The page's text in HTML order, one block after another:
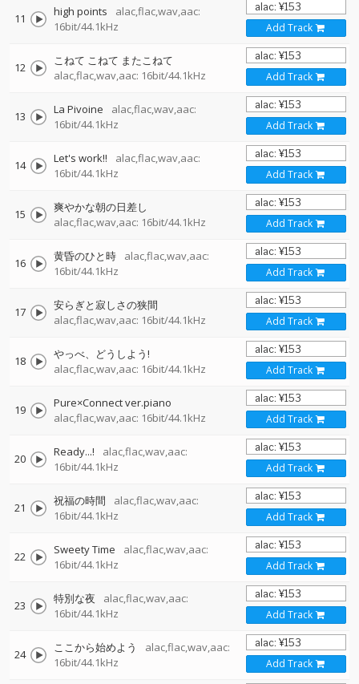
11 high points
alac,flac,wav,aac:
16bit/44.1kHz
Add Track
12
こねて こねて またこねて
alac,flac,wav,aac: 16bit/44.1kHz
Add Track
13 La Pivoine
alac,flac,wav,aac:
16bit/44.1kHz
Add Track
14 Let's work!!
alac,flac,wav,aac:
16bit/44.1kHz
Add Track
15
爽やかな朝の日差し
alac,flac,wav,aac: 16bit/44.1kHz
Add Track
16 黄昏のひと時
alac,flac,wav,aac:
16bit/44.1kHz
Add Track
17
安らぎと寂しさの狭間
alac,flac,wav,aac: 16bit/44.1kHz
Add Track
18
やっべ、どうしよう!
alac,flac,wav,aac: 16bit/44.1kHz
Add Track
19
Pure×Connect ver.piano
alac,flac,wav,aac: 16bit/44.1kHz
Add Track
20 Ready...!
alac,flac,wav,aac:
16bit/44.1kHz
Add Track
21 祝福の時間
alac,flac,wav,aac:
16bit/44.1kHz
Add Track
22 Sweety Time
alac,flac,wav,aac:
16bit/44.1kHz
Add Track
23 特別な夜
alac,flac,wav,aac:
16bit/44.1kHz
Add Track
24 ここから始めよう
alac,flac,wav,aac:
16bit/44.1kHz
Add Track